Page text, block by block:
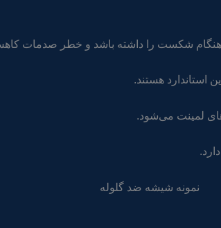
هنگام شکست را داشته باشد و خطر صدمات
استاندارد هستند.